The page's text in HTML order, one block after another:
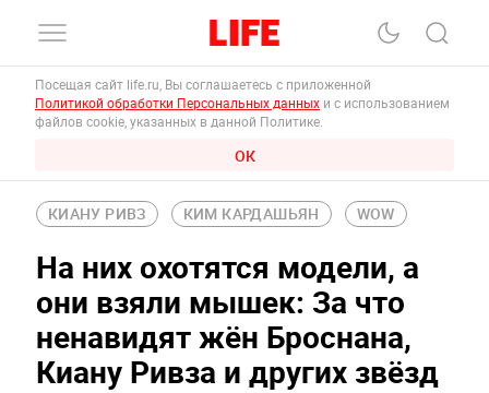
Посещая сайт life.ru, Вы соглашаетесь с приложенной
Политикой обработки Персональных данных и с использованием
файлов cookie, указанных в данной Политике.
ОК
КИАНУ РИВЗ КИМ КАРДАШЬЯН WOW
На них охотятся модели, а
они взяли мышек: За что
ненавидят жён Броснана,
Киану Ривза и других звёзд